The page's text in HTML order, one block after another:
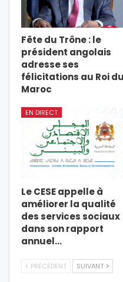
Fête du Trône : le
président angolais
adresse ses
félicitations au Roi du
Maroc
EN DIRECT
Le CESE appelle à
améliorer la qualité
des services sociaux
dans son rapport
annuel…
PRÉCÉDENT SUIVANT